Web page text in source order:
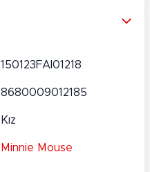
150123FAI01218
8680009012185
Kız
Minnie Mouse